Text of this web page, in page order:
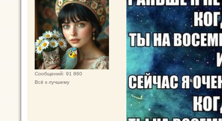
Сообщений: 91 860
Всё к лучшему